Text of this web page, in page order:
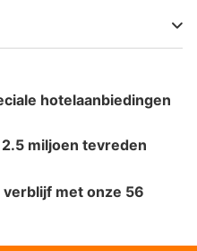
hotelaanbiedingen
miljoen tevreden
met onze 56